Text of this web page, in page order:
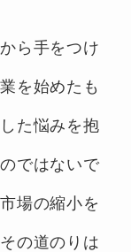
ら手をつけ
を始めたも
た悩みを抱
ではないで
場の縮小を
の道のりは